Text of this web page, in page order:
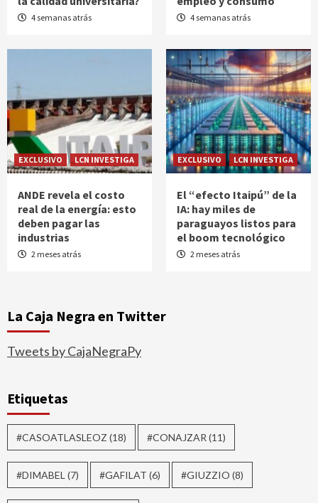
4 semanas atrás 4 semanas atrás
EXCLUSIVO LCN INVESTIGA
ANDE revela el costo
real de la energía: esto
deben pagar las
industrias
2 meses atrás
EXCLUSIVO LCN INVESTIGA
El “efecto Itaipú” de la
IA: hay miles de
paraguayos listos para
el boom tecnológico
2 meses atrás
La Caja Negra en Twitter
Tweets by CajaNegraPy
Etiquetas
#CASOATLASLEOZ (18) #CONAJZAR (11)
#DIMABEL (7) #GAFILAT (6) #GIUZZIO (8)